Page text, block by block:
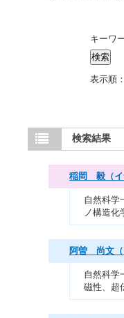
キーワ
表示順：
検索結果
稲岡 毅（イ
自然科学
ノ構造化
阿曽 尚文（
自然科学
磁性、超